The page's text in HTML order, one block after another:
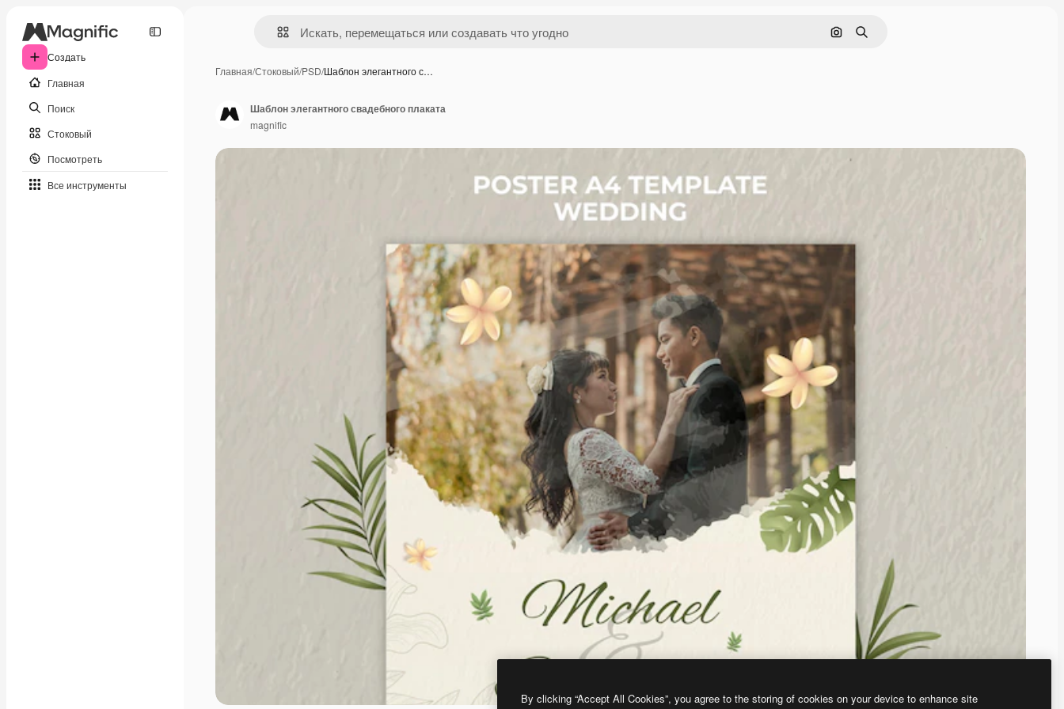
Создать
Главная
Поиск
Стоковый
Посмотреть
Все инструменты
Поиск по изображению
Поиск
Главная/Стоковый/PSD/Шаблон элегантного с…
Шаблон элегантного свадебного плаката
magnific
By clicking “Accept All Cookies”, you agree to the storing of cookies on your device to enhance site